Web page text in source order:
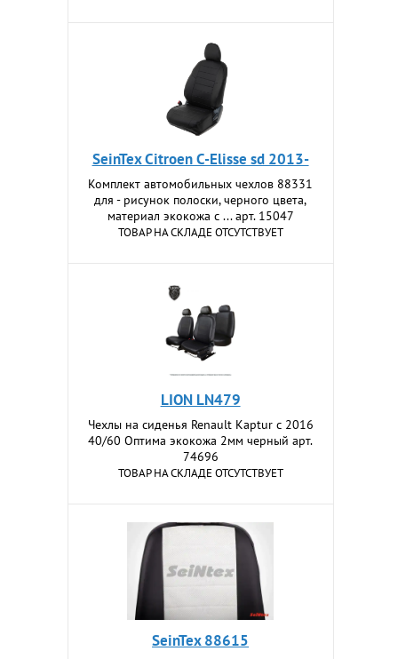
SeinTex Citroen C-Elisse sd 2013-
Комплект автомобильных чехлов 88331
для - рисунок полоски, черного цвета,
материал экокожа с ... арт. 15047
ТОВАР НА СКЛАДЕ ОТСУТСТВУЕТ
LION LN479
Чехлы на сиденья Renault Kaptur с 2016
40/60 Оптима экокожа 2мм черный арт.
74696
ТОВАР НА СКЛАДЕ ОТСУТСТВУЕТ
SeinTex 88615